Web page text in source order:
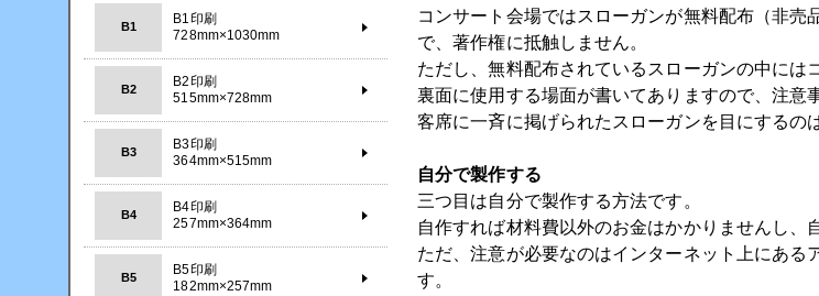
コンサート会場ではスローガンが無料配布（非
で、著作権に抵触しません。
ただし、無料配布されているスローガンの中には
裏面に使用する場面が書いてありますので、注意
客席に一斉に掲げられたスローガンを目にするのは
自分で製作する
三つ目は自分で製作する方法です。
自作すれば材料費以外のお金はかかりませんし、
ただ、注意が必要なのはインターネット上にある
す。
B1
B1印刷
728mm×1030mm
B2
B2印刷
515mm×728mm
B3
B3印刷
364mm×515mm
B4
B4印刷
257mm×364mm
B5
B5印刷
182mm×257mm